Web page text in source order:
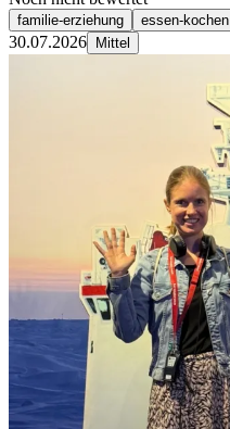
familie-erziehung essen-kochen
30.07.2026 Mittel